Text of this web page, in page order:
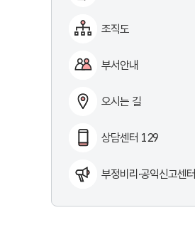
조직도
부서안내
오시는 길
상담센터 129
부정비리·공익신고센터